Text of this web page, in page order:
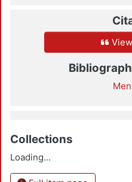
Collections
Loading...